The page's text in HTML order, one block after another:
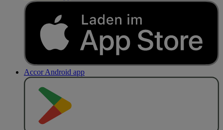
Accor Android app